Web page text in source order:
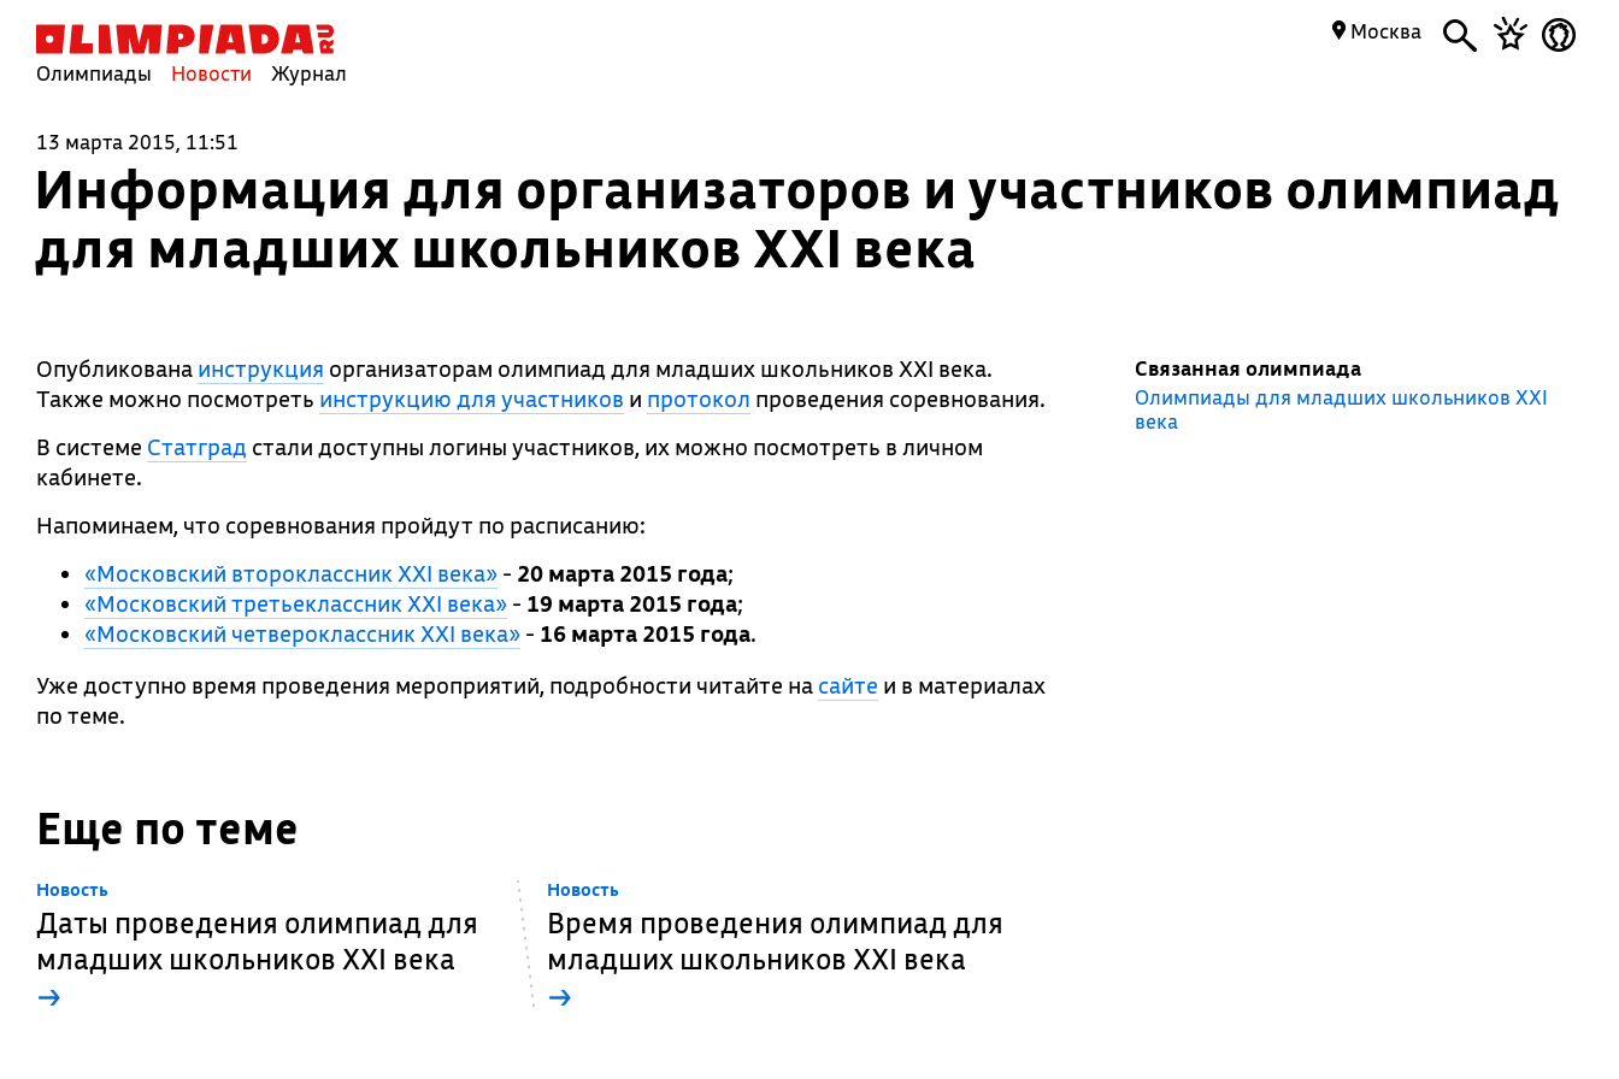
Олимпиады Новости Журнал
Москва
13 марта 2015, 11:51
Информация для организаторов и участников олимпиад
для младших школьников XXI века
Опубликована инструкция организаторам олимпиад для младших школьников XXI века.
Также можно посмотреть инструкцию для участников и протокол проведения соревнования.
В системе Статград стали доступны логины участников, их можно посмотреть в личном
кабинете.
Напоминаем, что соревнования пройдут по расписанию:
«Московский второклассник XXI века» - 20 марта 2015 года;
«Московский третьеклассник XXI века» - 19 марта 2015 года;
«Московский четвероклассник XXI века» - 16 марта 2015 года.
Уже доступно время проведения мероприятий, подробности читайте на сайте и в материалах
по теме.
Связанная олимпиада
Олимпиады для младших школьников XXI
века
Еще по теме
Новость
Даты проведения олимпиад для
младших школьников XXI века
→
Новость
Время проведения олимпиад для
младших школьников XXI века
→